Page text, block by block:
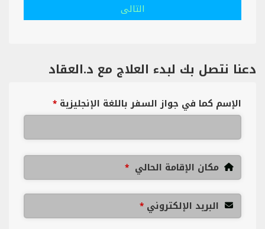
التالى
دعنا نتصل بك لبدء العلاج مع د.العقاد
الإسم كما في جواز السفر باللغة الإنجليزية *
مكان الإقامة الحالي *
البريد الإلكتروني *